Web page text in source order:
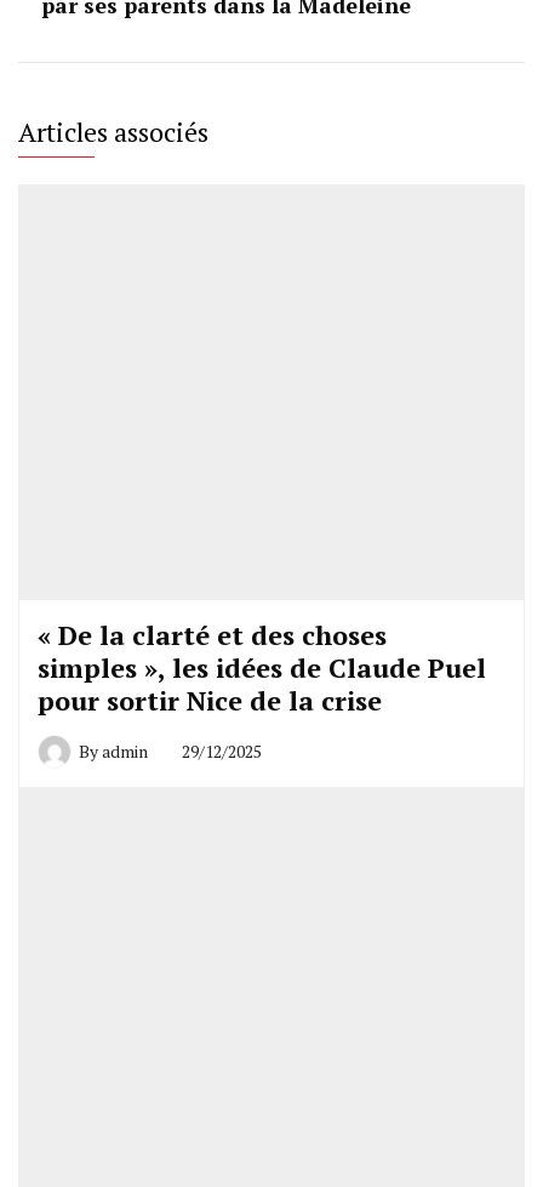
Articles associés
« De la clarté et des choses
simples », les idées de Claude Puel
pour sortir Nice de la crise
Byadmin 29/12/2025